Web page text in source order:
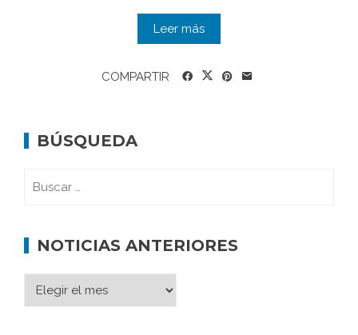
Leer más
COMPARTIR
BÚSQUEDA
NOTICIAS ANTERIORES